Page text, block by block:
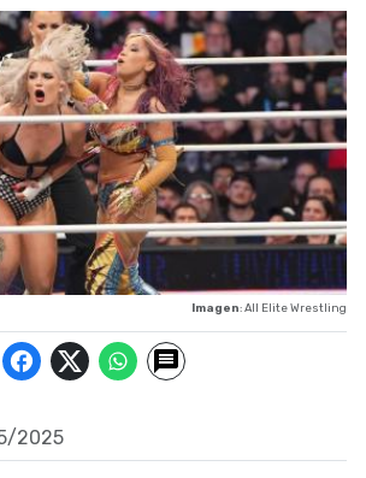
Imagen: All Elite Wrestling
2025